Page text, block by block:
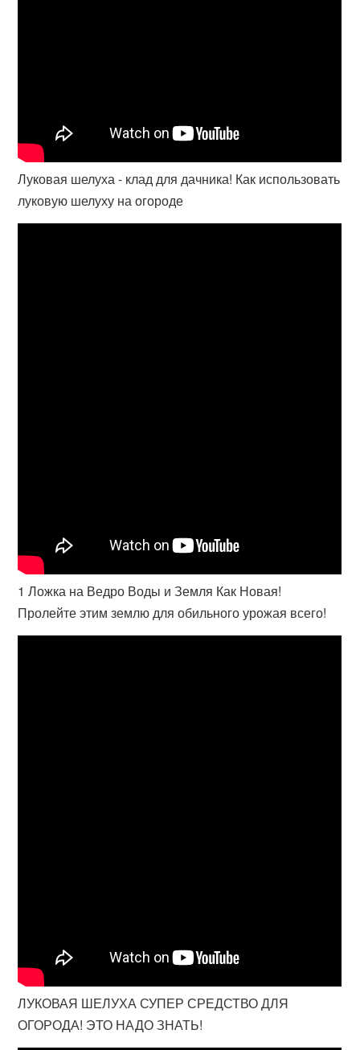
Луковая шелуха - клад для дачника! Как использовать
луковую шелуху на огороде
1 Ложка на Ведро Воды и Земля Как Новая!
Пролейте этим землю для обильного урожая всего!
ЛУКОВАЯ ШЕЛУХА СУПЕР СРЕДСТВО ДЛЯ
ОГОРОДА! ЭТО НАДО ЗНАТЬ!